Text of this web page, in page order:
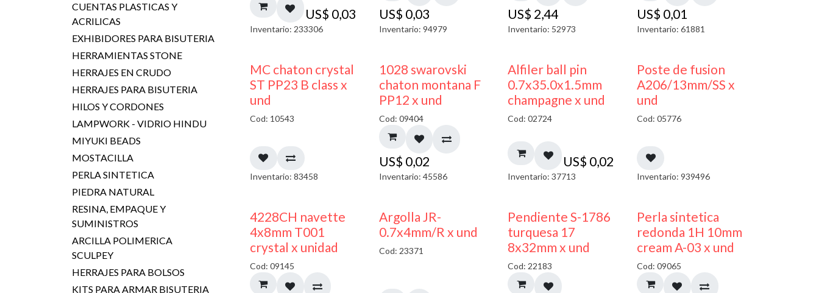
CUENTAS PLASTICAS Y
ACRILICAS
EXHIBIDORES PARA BISUTERIA
HERRAMIENTAS STONE
HERRAJES EN CRUDO
HERRAJES PARA BISUTERIA
HILOS Y CORDONES
LAMPWORK - VIDRIO HINDU
MIYUKI BEADS
MOSTACILLA
PERLA SINTETICA
PIEDRA NATURAL
RESINA, EMPAQUE Y
SUMINISTROS
ARCILLA POLIMERICA
SCULPEY
HERRAJES PARA BOLSOS
KITS PARA ARMAR BISUTERIA
US$ 0,03
Inventario: 233306
US$ 0,03
Inventario: 94979
US$ 2,44
Inventario: 52973
US$ 0,01
Inventario: 61881
MC chaton crystal
ST PP23 B class x
und
Cod: 10543
Inventario: 83458
1028 swarovski
chaton montana F
PP12 x und
Cod: 09404
US$ 0,02
Inventario: 45586
Alfiler ball pin
0.7x35.0x1.5mm
champagne x und
Cod: 02724
US$ 0,02
Inventario: 37713
Poste de fusion
A206/13mm/SS x
und
Cod: 05776
Inventario: 939496
4228CH navette
4x8mm T001
crystal x unidad
Cod: 09145
Argolla JR-
0.7x4mm/R x und
Cod: 23371 50% DESCUENTO
Pendiente S-1786
turquesa 17
8x32mm x und
Cod: 22183
Perla sintetica
redonda 1H 10mm
cream A-03 x und
Cod: 09065